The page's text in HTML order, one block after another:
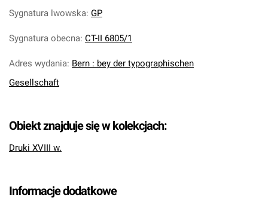
Sygnatura lwowska: GP
Sygnatura obecna: CT-II 6805/1
Adres wydania: Bern : bey der typographischen
Gesellschaft
Obiekt znajduje się w kolekcjach:
Druki XVIII w.
Informacje dodatkowe